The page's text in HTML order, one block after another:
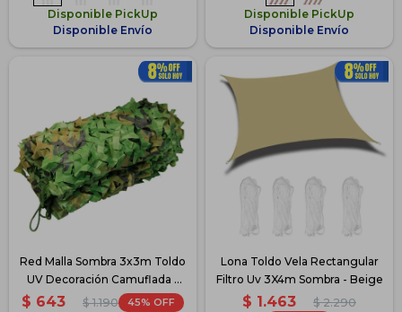
Disponible PickUp
Disponible Envío
Disponible PickUp
Disponible Envío
Red Malla Sombra 3x3m Toldo
UV Decoración Camuflada -
Verde
$ 643 $ 1.190 45
Lona Toldo Vela Rectangular
Filtro Uv 3X4m Sombra - Beige
$ 1.463 $ 2.290